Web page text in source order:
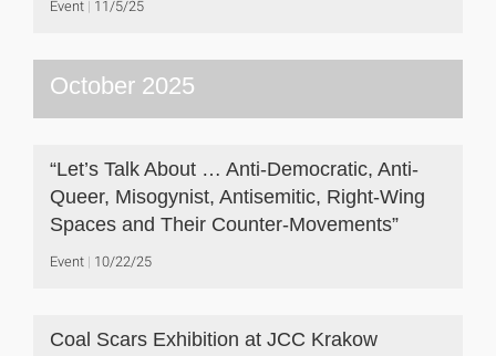
Event 11/5/25
October 2025
“Let’s Talk About … Anti-Democratic, Anti-
Queer, Misogynist, Antisemitic, Right-Wing
Spaces and Their Counter-Movements”
Event 10/22/25
Coal Scars Exhibition at JCC Krakow